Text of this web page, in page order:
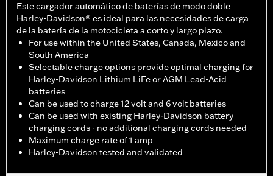
Este cargador automático de baterías de modo doble
Harley-Davidson® es ideal para las necesidades de carga
de la batería de la motocicleta a corto y largo plazo.
For use within the United States, Canada, Mexico and
South America
Selectable charge options provide optimal charging for
Harley-Davidson Lithium LiFe or AGM Lead-Acid
batteries
Can be used to charge 12 volt and 6 volt batteries
Can be used with existing Harley-Davidson battery
charging cords - no additional charging cords needed
Maximum charge rate of 1 amp
Harley-Davidson tested and validated